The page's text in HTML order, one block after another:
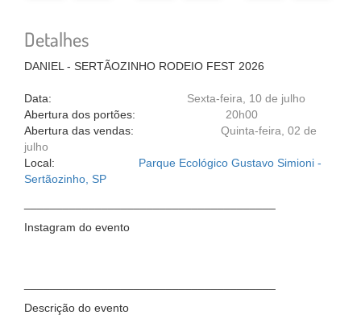
Detalhes
DANIEL - SERTÃOZINHO RODEIO FEST 2026
Data: Sexta-feira, 10 de julho
Abertura dos portões: 20h00
Abertura das vendas: Quinta-feira, 02 de
julho
Local: Parque Ecológico Gustavo Simioni -
Sertãozinho, SP
Instagram do evento
Descrição do evento